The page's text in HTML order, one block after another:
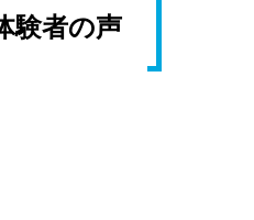
験者の声